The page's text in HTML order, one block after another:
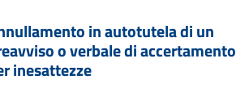
in autotutela di un
o verbale di accertamento
inesattezze